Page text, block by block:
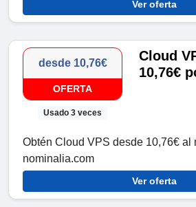
Ver oferta
desde 10,76€
OFERTA
Usado 3 veces
Cloud
10,76€
Obtén Cloud VPS desde 10,76€ al
nominalia.com
Ver oferta